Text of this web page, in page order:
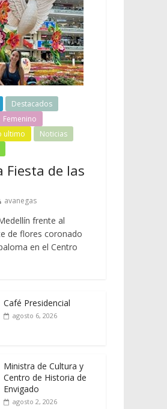
Destacados
Femenino
ultimo
Noticias
Fiesta de las
avanegas
frente al
de flores coronado
en el Centro
Café Presidencial
agosto 6, 2026
Ministra de Cultura y
Centro de Historia de
Envigado
agosto 2, 2026